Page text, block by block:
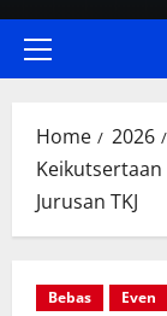
Primary
Home 2026
Keikutsertaan
Jurusan TKJ
Bebas Even